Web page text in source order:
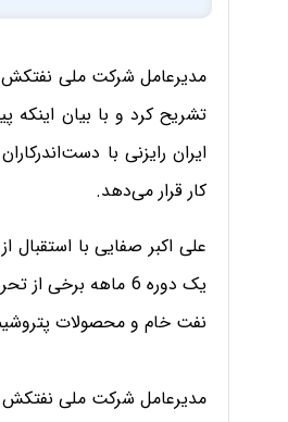
تشریح کرد و با بیان
ایران رایزنی‌ با
کار قرار می‌دهد.
یک دوره 6 ماهه
نفت خام و محصولات
مدیرعامل شرکت ملی نفتکش